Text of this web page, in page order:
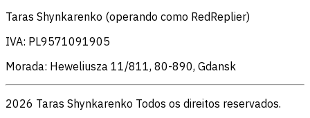
Taras Shynkarenko (operando como RedReplier)
IVA: PL9571091905
Morada: Heweliusza 11/811, 80-890, Gdansk
2026 Taras Shynkarenko Todos os direitos reservados.